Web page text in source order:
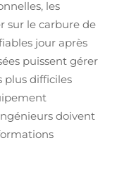
les
sur le carbure de
jour après
puissent gérer
plus difficiles
doivent